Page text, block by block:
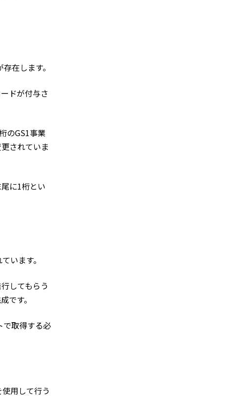
在します。
ドが付与さ
のGS1事業
されていま
に1桁とい
います。
してもらう
です。
で取得する必
用して行う